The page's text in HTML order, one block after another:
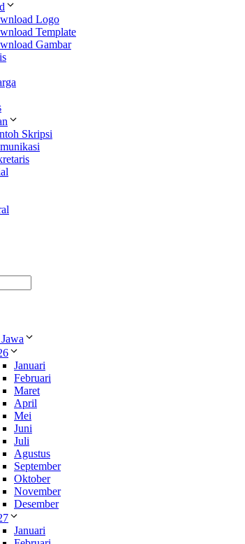
Logo
Template
Gambar
Skripsi
Januari
Februari
Maret
April
Mei
Juni
Juli
Agustus
September
Oktober
November
Desember
Januari